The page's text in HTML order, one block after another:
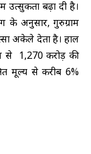
उत्सुकता बढ़ा दी है।
के अनुसार, गुरुग्राम
अकेले देता है। हाल
से 1,270 करोड़ की
मूल्य से करीब 6%